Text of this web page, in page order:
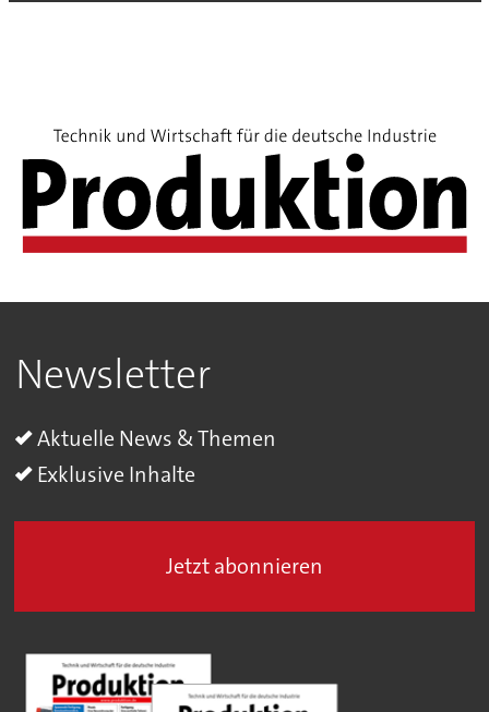
Newsletter
Aktuelle News & Themen
Exklusive Inhalte
Jetzt abonnieren